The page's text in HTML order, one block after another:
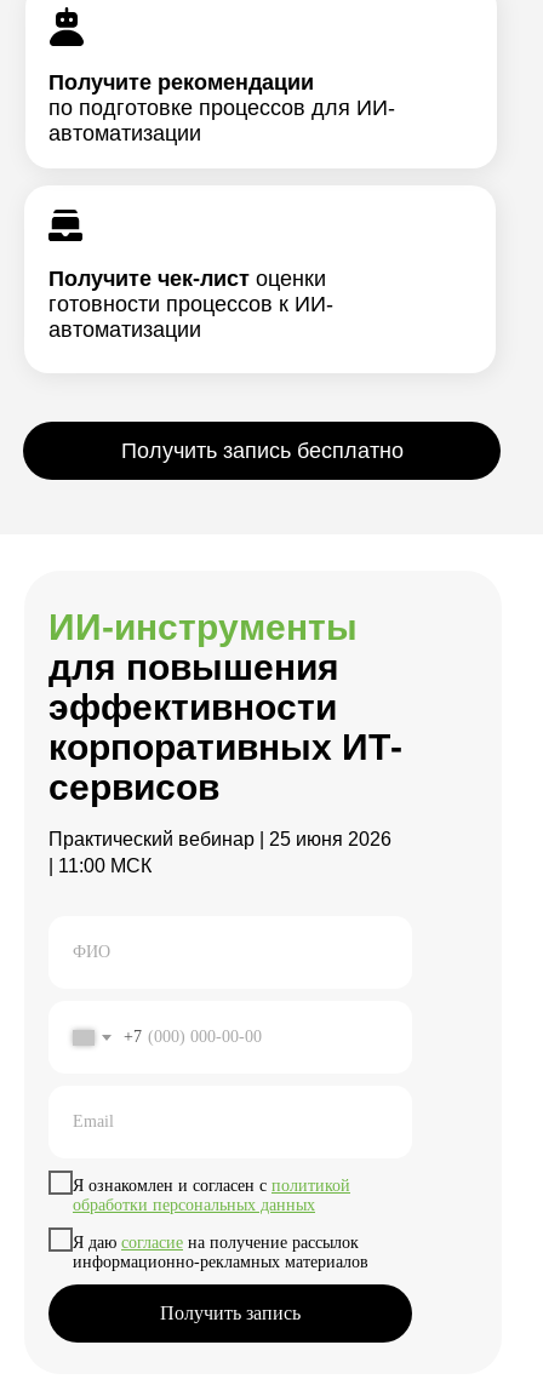
Получить запись бесплатно
Получите чек-лист оценки
готовности процессов к ИИ-
автоматизации
Получите рекомендации
по подготовке процессов для ИИ-
автоматизации
+7
Я ознакомлен и согласен с политикой
обработки персональных данных
Я даю согласие на получение рассылок
информационно-рекламных материалов
Получить запись
ИИ-инструменты
для повышения
эффективности
корпоративных ИТ-
сервисов
Практический вебинар
| 25 июня 2026
| 11:00 МСК